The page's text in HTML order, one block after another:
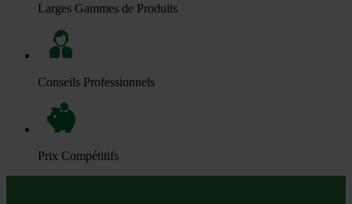
Larges Gammes de Produits
Conseils Professionnels
Prix Compétitifs